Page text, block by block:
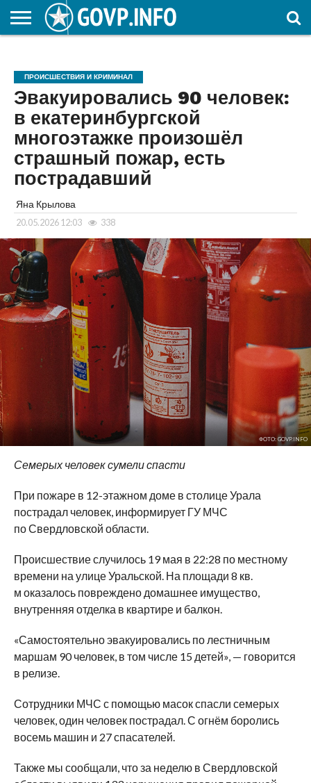
ОБРАЗОВАНИЕ
ПРОИСШЕСТВИЯ И КРИМИНАЛ
Эвакуировались 90 человек:
в екатеринбургской
многоэтажке произошёл
страшный пожар, есть
пострадавший
Яна Крылова
20.05.2026 12:03 338
ФОТО: GOVP.INFO
Семерых человек сумели спасти
При пожаре в 12-этажном доме в столице Урала
пострадал человек, информирует ГУ МЧС
по Свердловской области.
Происшествие случилось 19 мая в 22:28 по местному
времени на улице Уральской. На площади 8 кв.
м оказалось повреждено домашнее имущество,
внутренняя отделка в квартире и балкон.
«Самостоятельно эвакуировались по лестничным
маршам 90 человек, в том числе 15 детей», — говорится
в релизе.
Сотрудники МЧС с помощью масок спасли семерых
человек, один человек пострадал. С огнём боролись
восемь машин и 27 спасателей.
Также мы сообщали, что за неделю в Свердловской